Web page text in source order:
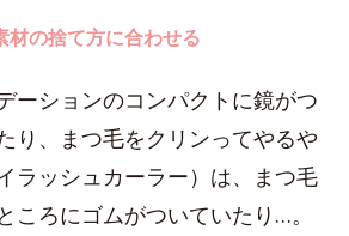
材の捨て方に合わせる
ーションのコンパクトに鏡がつ
り、まつ毛をクリンってやるや
ラッシュカーラー）は、まつ毛
ころにゴムがついていたり…。